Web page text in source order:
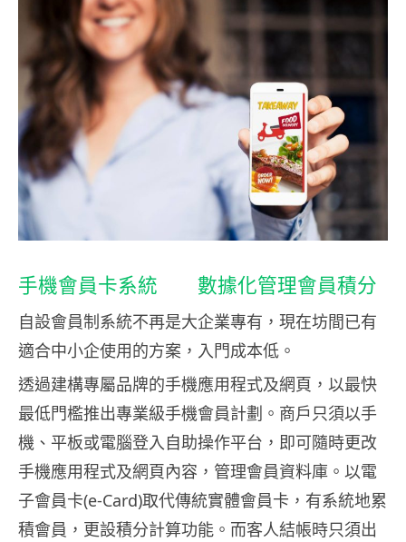
手機會員卡系統 數據化管理會員積分
自設會員制系統不再是大企業專有，現在坊間已有
適合中小企使用的方案，入門成本低。
透過建構專屬品牌的手機應用程式及網頁，以最快
最低門檻推出專業級手機會員計劃。商戶只須以手
機、平板或電腦登入自助操作平台，即可隨時更改
手機應用程式及網頁內容，管理會員資料庫。以電
子會員卡(e-Card)取代傳統實體會員卡，有系統地累
積會員，更設積分計算功能。而客人結帳時只須出